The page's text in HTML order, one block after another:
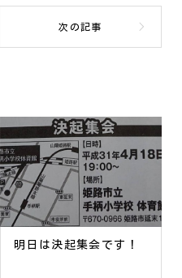
明日は決起集会です！